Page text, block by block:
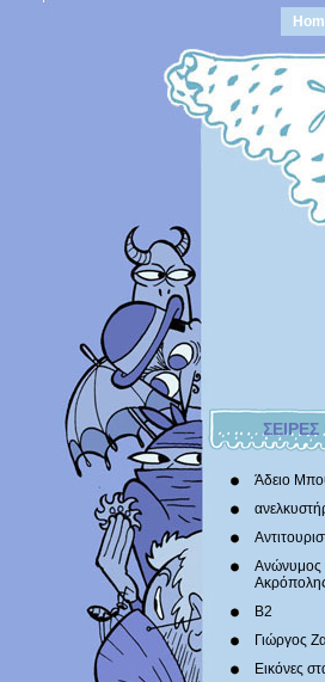
ΣΕΙΡΕΣ
Άδειο
Ανώνυμος
Β2
Γιώργος
Εικόνες